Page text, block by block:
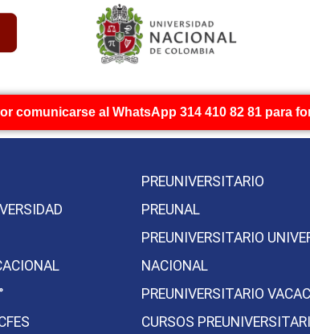
comunicarse al WhatsApp 314 410 82 81 para
PREUNIVERSITARIO
PREUNAL
PREUNIVERSITARIO
NACIONAL
PREUNIVERSITARIO
CURSOS